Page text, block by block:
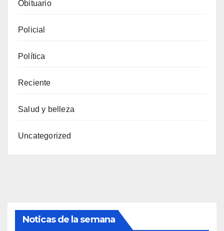
Obituario
Policial
Política
Reciente
Salud y belleza
Uncategorized
Noticas de la semana